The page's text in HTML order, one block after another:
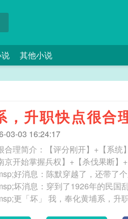
其他小说
，升职快点很合
03-03 16:24:17
理简介：【评分刚开】+【系统
开始掌握兵权】+【杀伐果断】+
好消息：陈默穿越了，还带了个
坏消息：穿到了1926年的民国
amp;amp;emsp;amp;amp;emsp;更「坏」 我，